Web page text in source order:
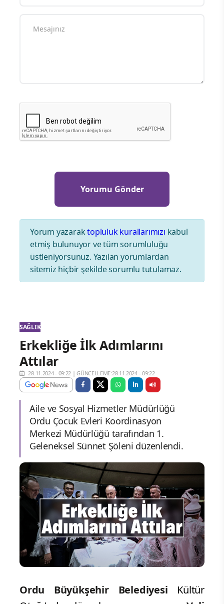
Yorum yazaraktopluluk kurallarımızı kabul
etmiş bulunuyor ve tüm sorumluluğu
üstleniyorsunuz. Yazılan yorumlardan
sitemiz hiçbir şekilde sorumlu tutulamaz.
SAĞLIK
Erkekliğe İlk Adımlarını
Attılar
28.11.2024 - 09:22 |GÜNCELLEME:28.11.2024 - 09:22
Aile ve Sosyal Hizmetler Müdürlüğü
Ordu Çocuk Evleri Koordinasyon
Merkezi Müdürlüğü tarafından 1.
Geleneksel Sünnet Şöleni düzenlendi.
Ordu Büyükşehir Belediyesi Kültür